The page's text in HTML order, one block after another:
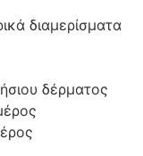
διαμερίσματα
δέρματος